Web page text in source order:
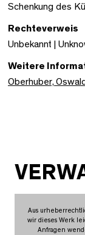
Schenkung des
Rechteverweis
Unbekannt |
Weitere
Oberhuber,
Aus
wir dieses Werk
Anfragen